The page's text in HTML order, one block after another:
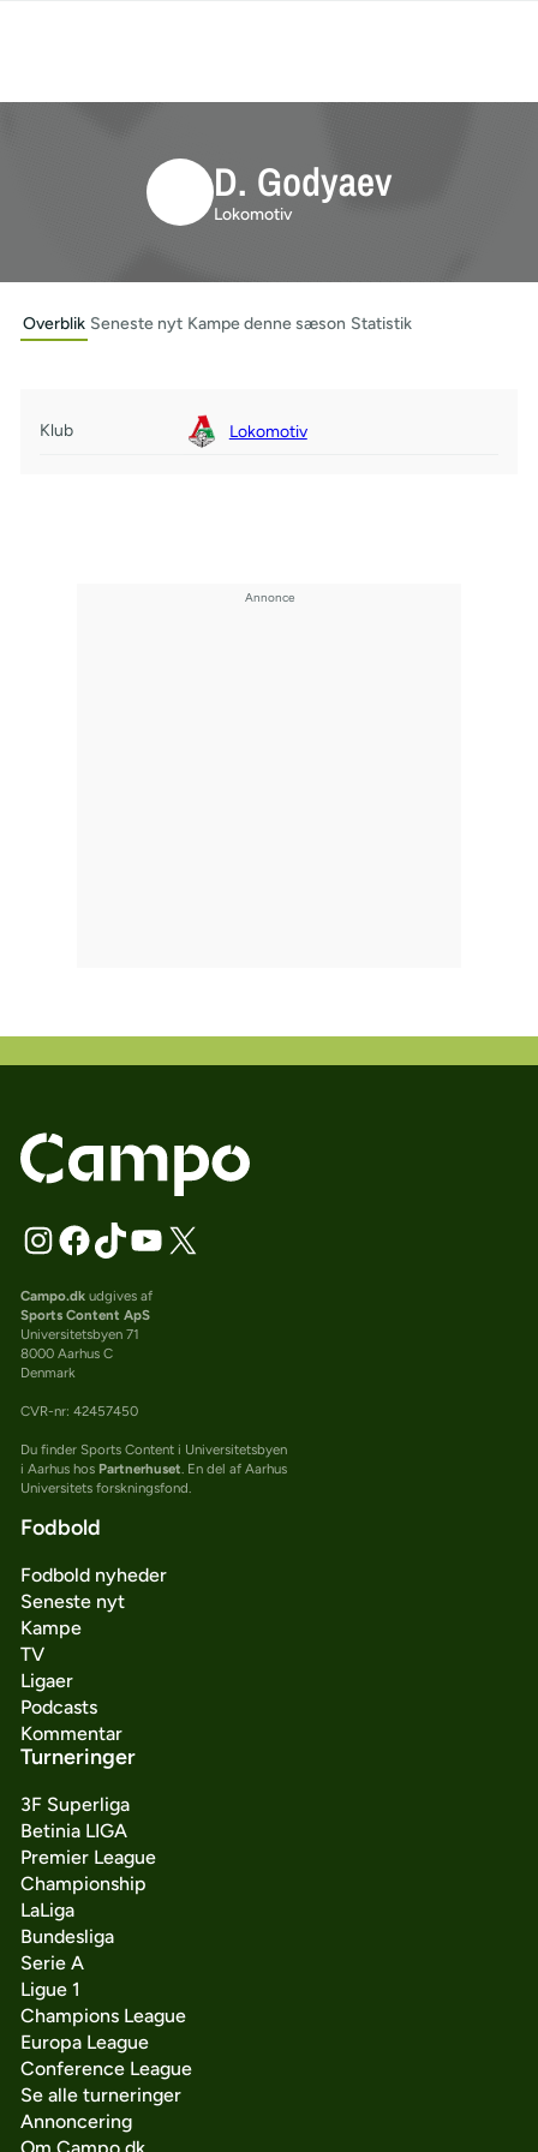
D. Godyaev
Lokomotiv
Overblik Seneste nyt Kampe denne sæson Statistik
Klub Lokomotiv
Campo.dkudgives af
Sports Content ApS
Universitetsbyen 71
8000 Aarhus C
Denmark
CVR-nr: 42457450
Du finder Sports Content i Universitetsbyen
i Aarhus hos Partnerhuset. En del af Aarhus
Universitets forskningsfond.
Fodbold
Fodbold nyheder
Seneste nyt
Kampe
TV
Ligaer
Podcasts
Kommentar
Turneringer
3F Superliga
Betinia LIGA
Premier League
Championship
LaLiga
Bundesliga
Serie A
Ligue 1
Champions League
Europa League
Conference League
Se alle turneringer
Annoncering